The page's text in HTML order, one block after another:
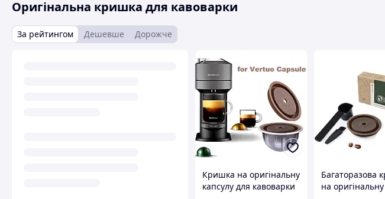
Оригінальна кришка для кавоварки
За рейтингом Дешевше Дорожче
Кришка на оригінальну
капсулу для кавоварки
Багаторазова
на